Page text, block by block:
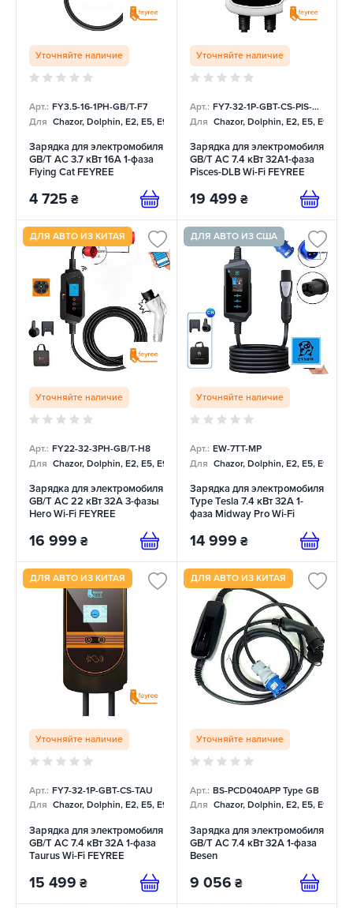
Уточняйте наличие
Арт.: FY3.5-16-1PH-GB/T-F7
Для Chazor, Dolphin, E2, E5, E9, Mercedes
Зарядка для электромобиля
GB/T AC 3.7 кВт 16А 1-фаза
Flying Cat FEYREE
4 725 ₴
Уточняйте наличие
Арт.: FY7-32-1P-GBT-CS-PIS-DLB
Для Chazor, Dolphin, E2, E5, E9,
Зарядка для электромобиля
GB/T AC 7.4 кВт 32A1-фаза
Pisces-DLB Wi-Fi FEYREE
19 499 ₴
ДЛЯ АВТО ИЗ КИТАЯ
Уточняйте наличие
Арт.: FY22-32-3PH-GB/T-H8
Для Chazor, Dolphin, E2, E5, E9, Mercedes
Зарядка для электромобиля
GB/T AC 22 кВт 32A 3-фазы
Hero Wi-Fi FEYREE
16 999 ₴
ДЛЯ АВТО ИЗ США
Уточняйте наличие
Арт.: EW-7TT-MP
Для Chazor, Dolphin, E2, E5, E9,
Зарядка для электромобиля
Type Tesla 7.4 кВт 32А 1-
фаза Midway Pro Wi-Fi
14 999 ₴
ДЛЯ АВТО ИЗ КИТАЯ
Уточняйте наличие
Арт.: FY7-32-1P-GBT-CS-TAU
Для Chazor, Dolphin, E2, E5, E9, Mercedes
Зарядка для электромобиля
GB/T AC 7.4 кВт 32А 1-фаза
Taurus Wi-Fi FEYREE
15 499 ₴
ДЛЯ АВТО ИЗ КИТАЯ
Уточняйте наличие
Арт.: BS-PCD040APP Type GB
Для Chazor, Dolphin, E2, E5, E9,
Зарядка для электромобиля
GB/T AC 7.4 кВт 32А 1-фаза
Besen
9 056 ₴